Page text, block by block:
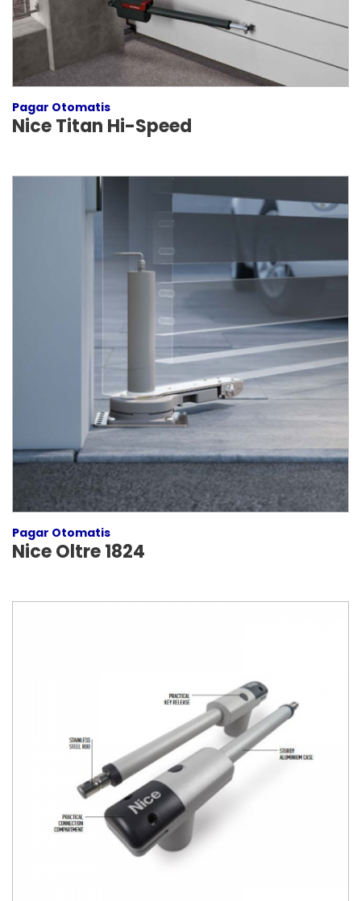
Pagar Otomatis
Nice Titan Hi-Speed
Pagar Otomatis
Nice Oltre 1824